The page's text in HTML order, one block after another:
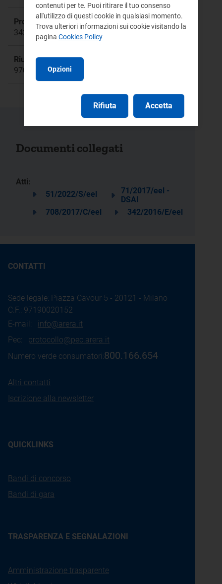
Procedimento:
342/2016/E/eel
Riunione:
970
Documenti collegati
Atti:
51/2022/S/eel
71/2017/eel -
DSAI
708/2017/C/eel
342/2016/E/eel
CONTATTI
Sede legale: Piazza Cavour 5 - 20121 - Milano
C.F.: 97190020152
E-mail: info@arera.it
Pec: protocollo@pec.arera.it
Numero verde consumatori:800.166.654
Altri contatti
Iscrizione alla newsletter
QUICKLINKS
Bandi di concorso
Bandi di gara
TRASPARENZA E SEGNALAZIONI
Amministrazione trasparente
contenuti per te. Puoi ritirare il tuo consenso
all'utilizzo di questi cookie in qualsiasi momento.
Trova ulteriori informazioni sui cookie visitando la
pagina Cookies Policy
Opzioni
Rifiuta Accetta